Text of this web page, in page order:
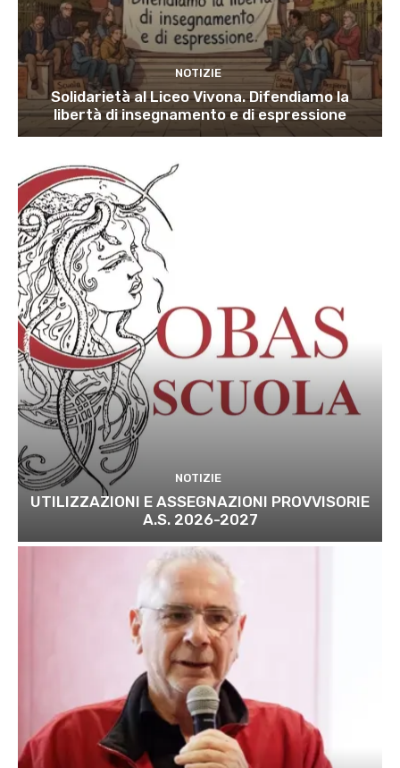
NOTIZIE
Solidarietà al Liceo Vivona. Difendiamo la
libertà di insegnamento e di espressione
NOTIZIE
UTILIZZAZIONI E ASSEGNAZIONI PROVVISORIE
A.S. 2026-2027